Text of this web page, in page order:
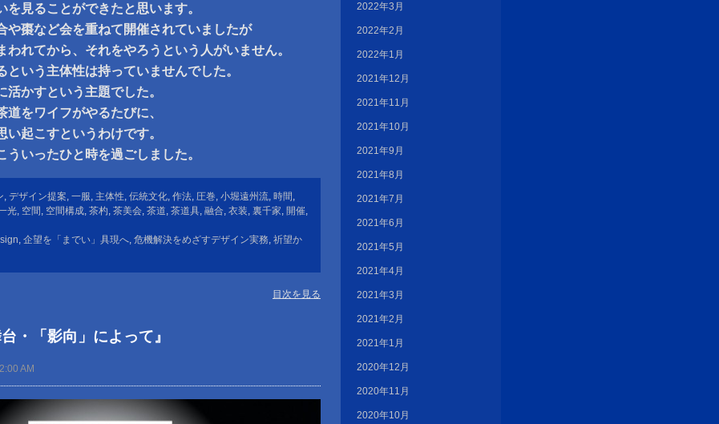
を見ることができたと思います。
や棗など会を重ねて開催されていましたが
われてから、それをやろうという人がいません。
という主体性は持っていませんでした。
かすという主題でした。
道をワイフがやるたびに、
起こすというわけです。
ういったひと時を過ごしました。
, デザイン提案, 一服, 主体性, 伝統文化, 作法, 圧巻, 小堀遠州流, 時間 ,
光, 空間 , 空間構成, 茶杓, 茶美会, 茶道, 茶道具, 融合, 衣装, 裏千家, 開催,
, 企望を「までい」具現へ, 危機解決をめざすデザイン実務, 祈望か
目次を見る
・「影向」によって』
AM
2022年3月
2022年2月
2022年1月
2021年12月
2021年11月
2021年10月
2021年9月
2021年8月
2021年7月
2021年6月
2021年5月
2021年4月
2021年3月
2021年2月
2021年1月
2020年12月
2020年11月
2020年10月